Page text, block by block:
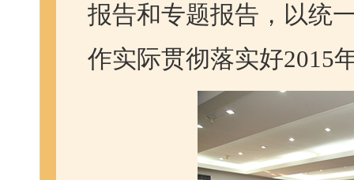
报告和专题报告，以统
作实际贯彻落实好2015